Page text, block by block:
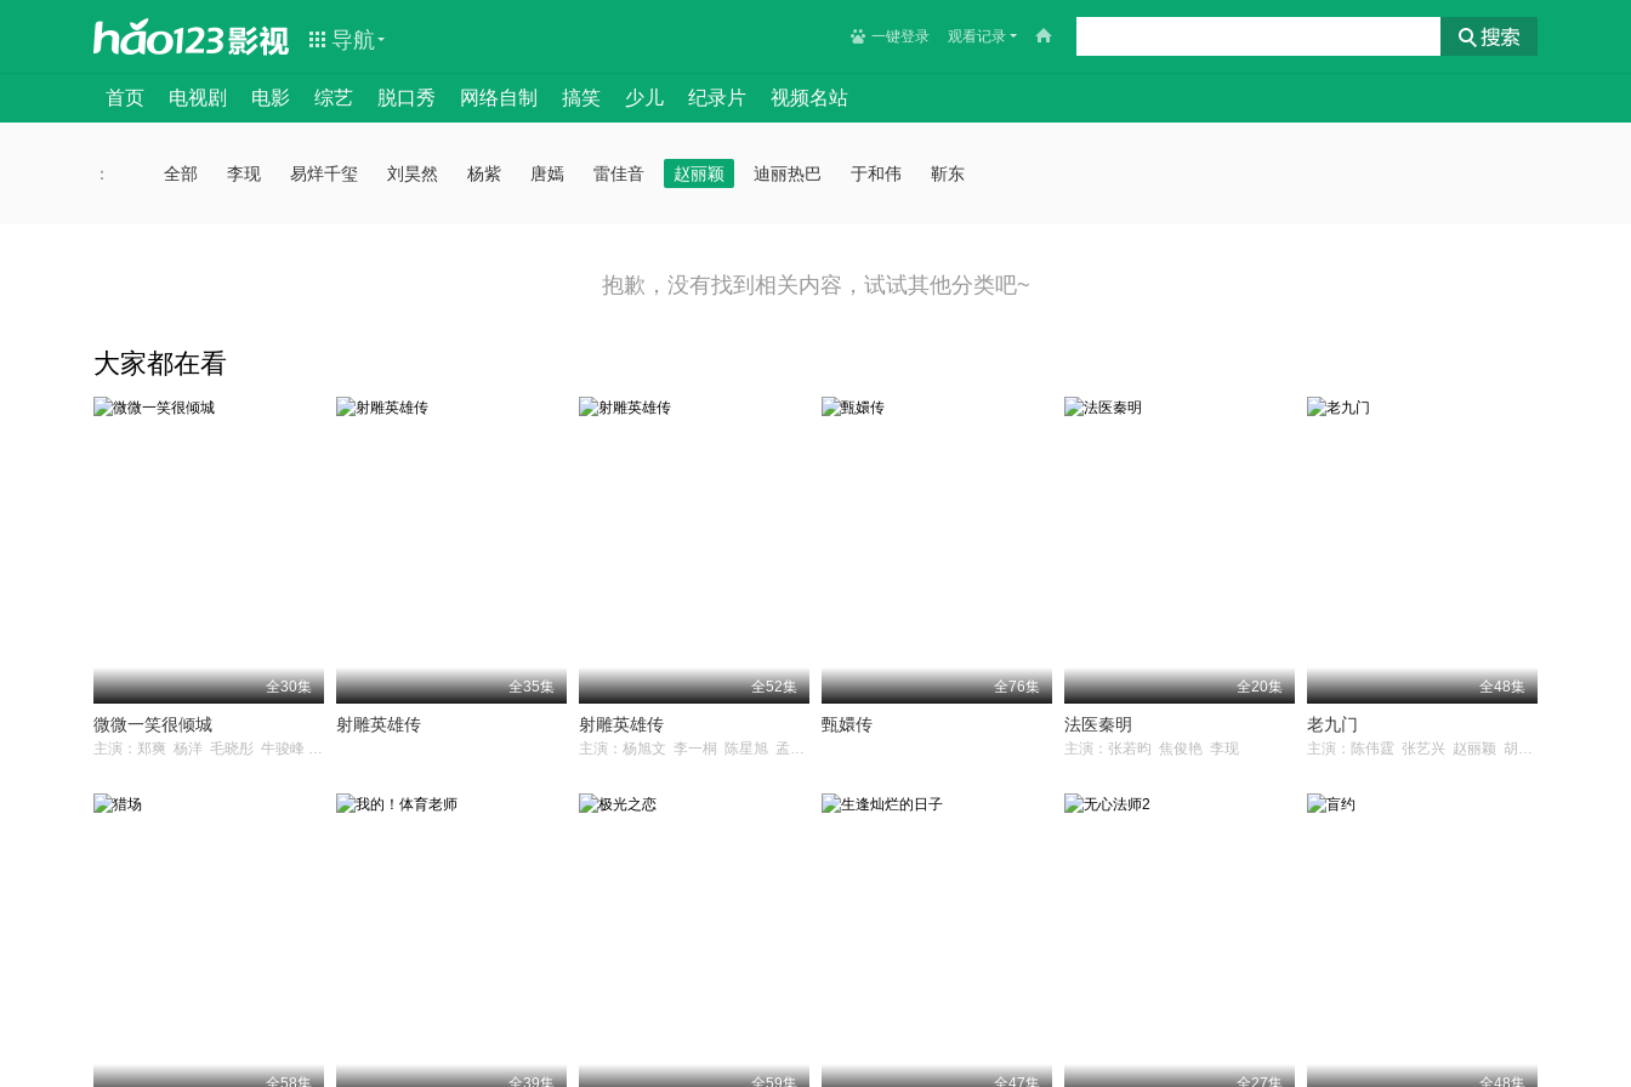
导航 一键登录 观看记录
首页 电视剧 电影 综艺 脱口秀 网络自制 搞笑 少儿 纪录片 视频名站
：： 全部 李现 易烊千玺 刘昊然 杨紫 唐嫣 雷佳音 赵丽颖 迪丽热巴 于和伟 靳东
抱歉，没有找到相关内容，试试其他分类吧~
大家都在看
全30集
微微一笑很倾城
主演：郑爽 杨洋 毛晓彤 牛骏峰 崔航
全35集
射雕英雄传
全52集
射雕英雄传
主演：杨旭文 李一桐 陈星旭 孟子义 代文雯 赵立新 苗侨伟 黑子 吕良伟 宁文彤 刘智扬 王奎荣 肖茵 邵峰 韩栋 李宗翰 刘芊含 邵兵 曾黎 米露 余皑磊 侯瑞祥 宗峰岩 郑斌辉 林依晨 袁弘 周
全76集
甄嬛传
全20集
法医秦明
主演：张若昀 焦俊艳 李现
全48集
老九门
主演：陈伟霆 张艺兴 赵丽颖 胡耘豪 应昊茗 袁冰妍 王美人 王闯 张铭恩 杨紫茳 张鲁一 李乃文 李宗翰
全58集 全39集 全59集 全47集 全27集 全48集